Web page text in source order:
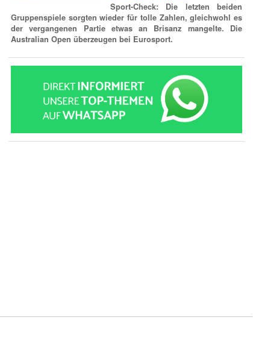
Sport-Check: Die letzten beiden
Gruppenspiele sorgten wieder für tolle Zahlen, gleichwohl es
der vergangenen Partie etwas an Brisanz mangelte. Die
Australian Open überzeugen bei Eurosport.